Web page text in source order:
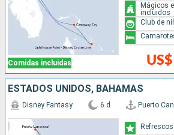
Comidas incluidas
Mágicos
incluidos
Club de
ESTADOS UNIDOS, BAHAMAS
Disney Fantasy 6 d Puerto